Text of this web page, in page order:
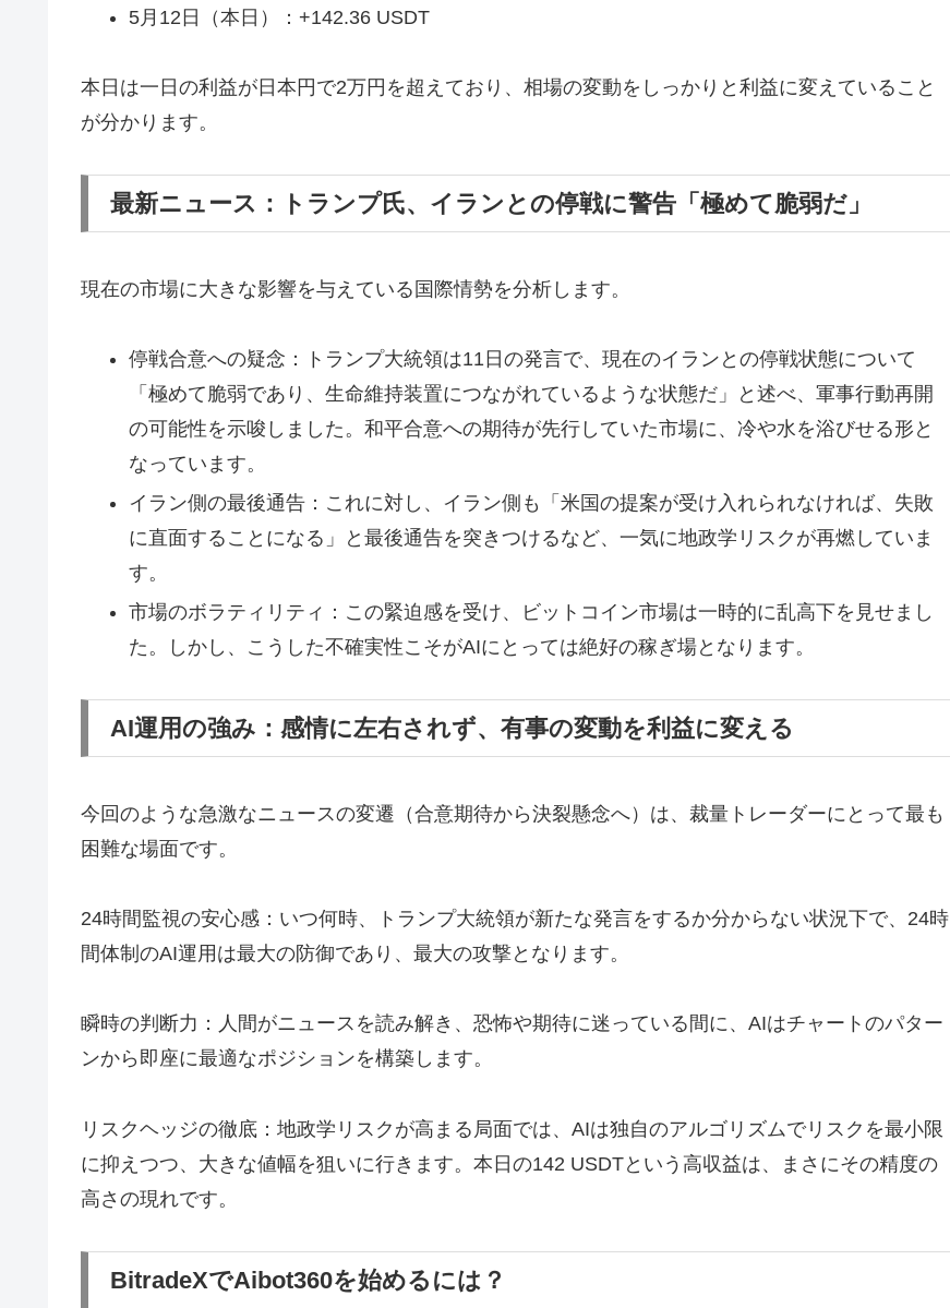
5月12日（本日）：+142.36 USDT
本日は一日の利益が日本円で2万円を超えており、相場の変動をしっかりと利益に変えていること
が分かります。
最新ニュース：トランプ氏、イランとの停戦に警告「極めて脆弱だ」
現在の市場に大きな影響を与えている国際情勢を分析します。
停戦合意への疑念：トランプ大統領は11日の発言で、現在のイランとの停戦状態について
「極めて脆弱であり、生命維持装置につながれているような状態だ」と述べ、軍事行動再開
の可能性を示唆しました。和平合意への期待が先行していた市場に、冷や水を浴びせる形と
なっています。
イラン側の最後通告：これに対し、イラン側も「米国の提案が受け入れられなければ、失敗
に直面することになる」と最後通告を突きつけるなど、一気に地政学リスクが再燃していま
す。
市場のボラティリティ：この緊迫感を受け、ビットコイン市場は一時的に乱高下を見せまし
た。しかし、こうした不確実性こそがAIにとっては絶好の稼ぎ場となります。
AI運用の強み：感情に左右されず、有事の変動を利益に変える
今回のような急激なニュースの変遷（合意期待から決裂懸念へ）は、裁量トレーダーにとって最も
困難な場面です。
24時間監視の安心感：いつ何時、トランプ大統領が新たな発言をするか分からない状況下で、24時
間体制のAI運用は最大の防御であり、最大の攻撃となります。
瞬時の判断力：人間がニュースを読み解き、恐怖や期待に迷っている間に、AIはチャートのパター
ンから即座に最適なポジションを構築します。
リスクヘッジの徹底：地政学リスクが高まる局面では、AIは独自のアルゴリズムでリスクを最小限
に抑えつつ、大きな値幅を狙いに行きます。本日の142 USDTという高収益は、まさにその精度の
高さの現れです。
BitradeXでAibot360を始めるには？